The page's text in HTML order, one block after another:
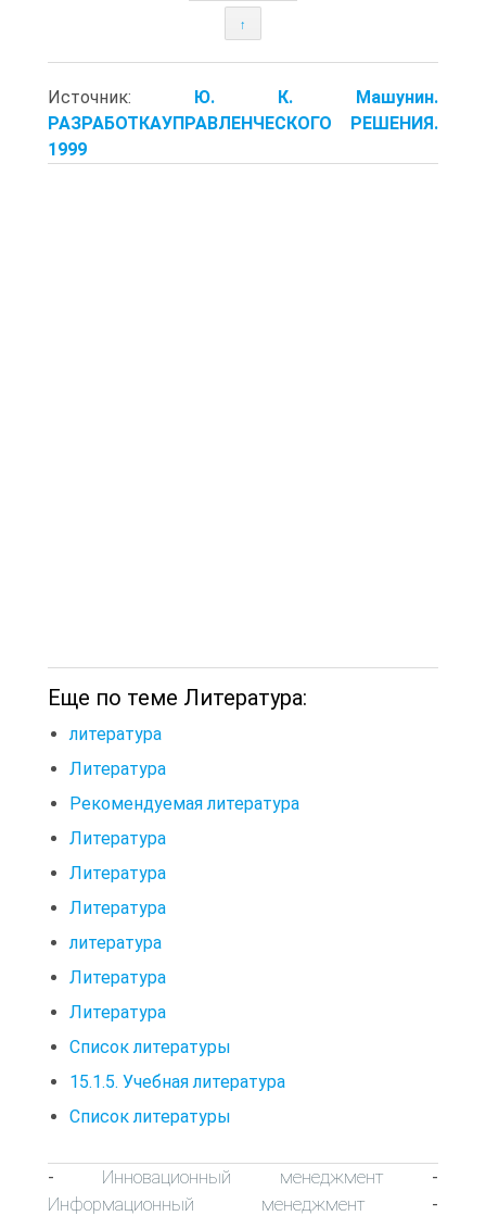
↑
Источник: Ю. К. Машунин.
РАЗРАБОТКАУПРАВЛЕНЧЕСКОГО РЕШЕНИЯ.
1999
Еще по теме Литература:
литература
Литература
Рекомендуемая литература
Литература
Литература
Литература
литература
Литература
Литература
Список литературы
15.1.5. Учебная литература
Список литературы
- Инновационный менеджмент -
Информационный менеджмент -